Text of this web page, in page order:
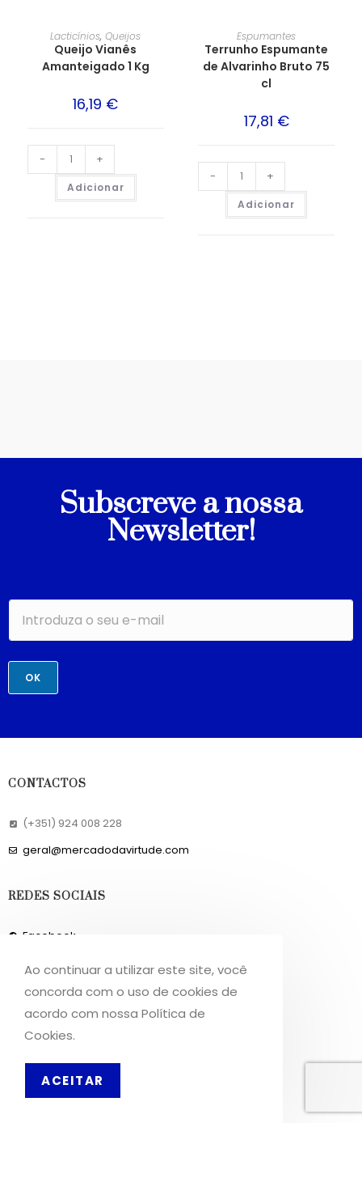
Lacticínios,Queijos
Queijo Vianês
Amanteigado 1 Kg
16,19 €
- +
Adicionar
Espumantes
Terrunho Espumante
de Alvarinho Bruto 75
cl
17,81 €
- +
Adicionar
Subscreve a nossa
Newsletter!
OK
CONTACTOS
(+351) 924 008 228
geral@mercadodavirtude.com
REDES SOCIAIS
Facebook
Instagram
INFORMAÇÕES
Livro de Reclamações
PT
Ao continuar a utilizar este site, você
concorda com o uso de cookies de
acordo com nossa Política de
Cookies.
ACEITAR